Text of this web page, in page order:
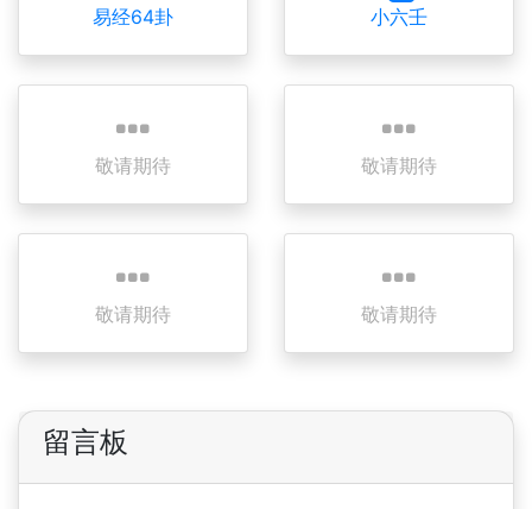
易经64卦 小六壬
敬请期待 敬请期待
敬请期待 敬请期待
留言板